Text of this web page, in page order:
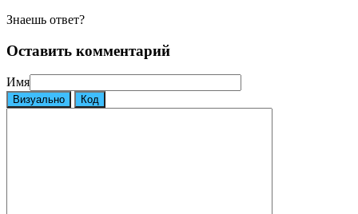
Знаешь ответ?
Оставить комментарий
Имя
Визуально Код